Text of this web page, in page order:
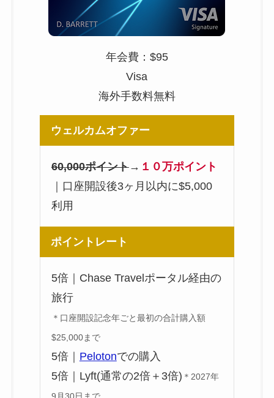
年会費：$95
Visa
海外手数料無料
ウェルカムオファー
60,000ポイント→ １０万ポイント
｜口座開設後3ヶ月以内に$5,000
利用
ポイントレート
5倍｜Chase Travelポータル経由の
旅行
＊口座開設記念年ごと最初の合計購入額
$25,000まで
5倍｜ Pelotonでの購入
5倍｜Lyft(通常の2倍＋3倍) ＊2027年
9月30日まで